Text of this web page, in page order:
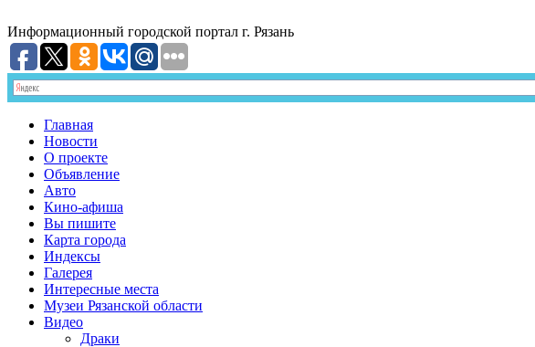
Информационный городской портал г. Рязань
Главная
Новости
О проекте
Объявление
Авто
Кино-афиша
Вы пишите
Карта города
Индексы
Галерея
Интересные места
Музеи Рязанской области
Видео
Драки